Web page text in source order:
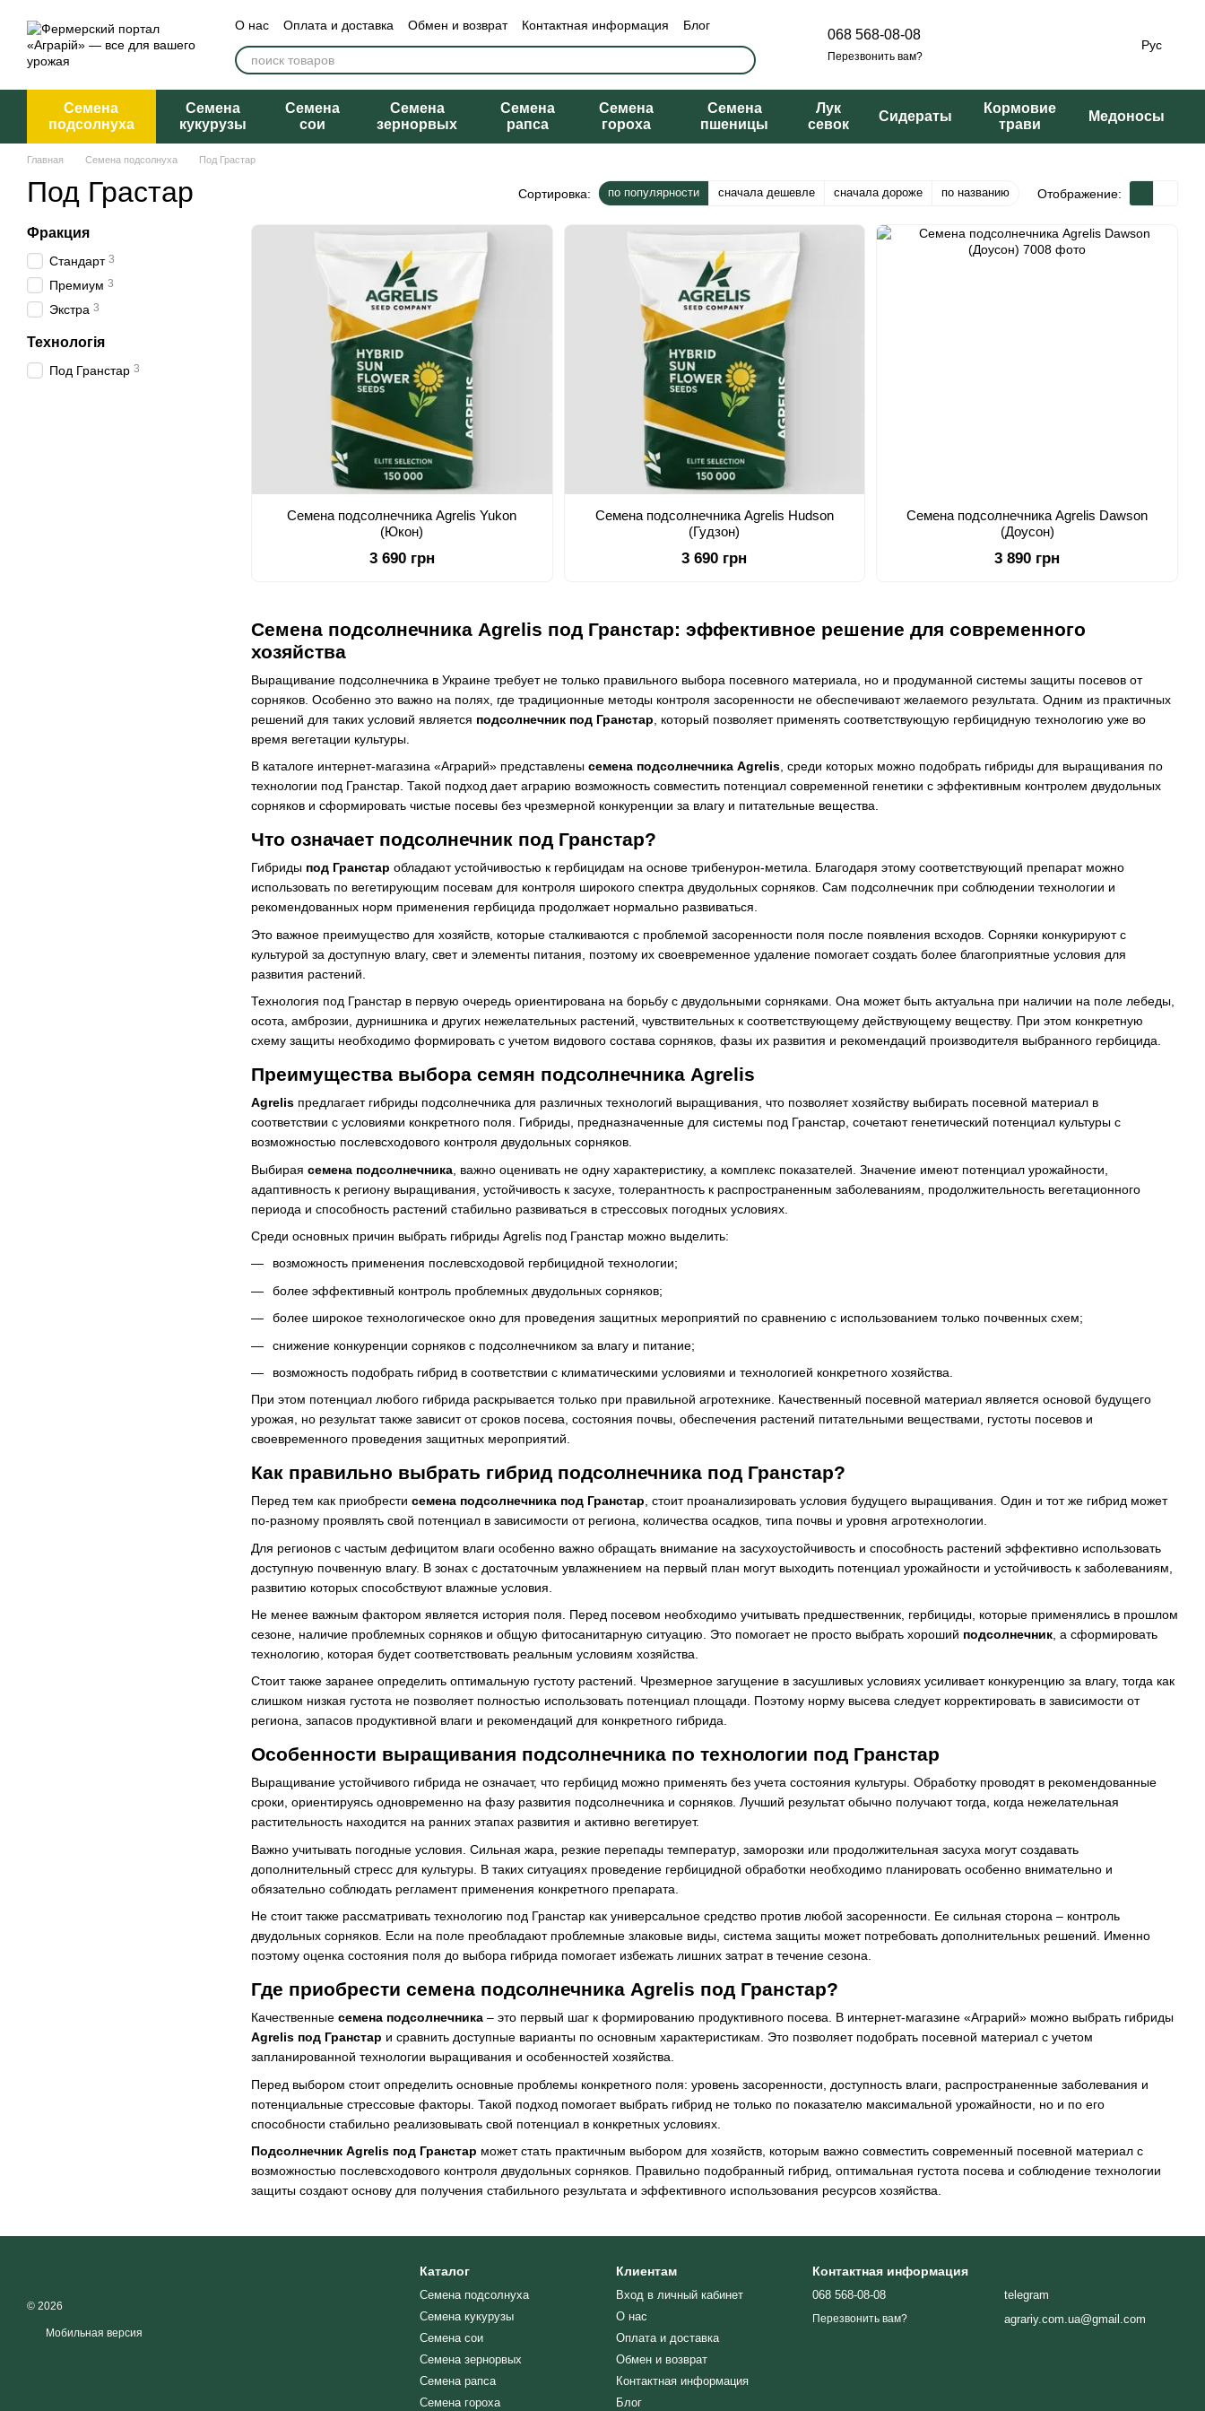
О нас Оплата и доставка Обмен и возврат Контактная информация Блог
068 568-08-08
Перезвонить вам?
Рус
Семена
подсолнуха
Семена
кукурузы
Семена
сои
Семена
зернорвых
Семена
рапса
Семена
гороха
Семена
пшеницы
Лук
севок
Сидераты
Кормовие
трави
Медоносы
Главная Семена подсолнуха Под Грастар
Под Грастар Сортировка: по популярности сначала дешевле сначала дороже по названию Отображение:
Семена подсолнечника Agrelis под Гранстар: эффективное решение для современного
хозяйства
Выращивание подсолнечника в Украине требует не только правильного выбора посевного материала, но и продуманной системы защиты посевов от
сорняков. Особенно это важно на полях, где традиционные методы контроля засоренности не обеспечивают желаемого результата. Одним из практичных
решений для таких условий является подсолнечник под Гранстар , который позволяет применять соответствующую гербицидную технологию уже во
время вегетации культуры.
В каталоге интернет-магазина «Аграрий» представлены семена подсолнечника Agrelis, среди которых можно подобрать гибриды для выращивания по
технологии под Гранстар. Такой подход дает аграрию возможность совместить потенциал современной генетики с эффективным контролем двудольных
сорняков и сформировать чистые посевы без чрезмерной конкуренции за влагу и питательные вещества.
Что означает подсолнечник под Гранстар?
Гибриды под Гранстар обладают устойчивостью к гербицидам на основе трибенурон-метила. Благодаря этому соответствующий препарат можно
использовать по вегетирующим посевам для контроля широкого спектра двудольных сорняков. Сам подсолнечник при соблюдении технологии и
рекомендованных норм применения гербицида продолжает нормально развиваться.
Это важное преимущество для хозяйств, которые сталкиваются с проблемой засоренности поля после появления всходов. Сорняки конкурируют с
культурой за доступную влагу, свет и элементы питания, поэтому их своевременное удаление помогает создать более благоприятные условия для
развития растений.
Технология под Гранстар в первую очередь ориентирована на борьбу с двудольными сорняками. Она может быть актуальна при наличии на поле лебеды,
осота, амброзии, дурнишника и других нежелательных растений, чувствительных к соответствующему действующему веществу. При этом конкретную
схему защиты необходимо формировать с учетом видового состава сорняков, фазы их развития и рекомендаций производителя выбранного гербицида.
Преимущества выбора семян подсолнечника Agrelis
Agrelis предлагает гибриды подсолнечника для различных технологий выращивания, что позволяет хозяйству выбирать посевной материал в
соответствии с условиями конкретного поля. Гибриды, предназначенные для системы под Гранстар, сочетают генетический потенциал культуры с
возможностью послевсходового контроля двудольных сорняков.
Выбирая семена подсолнечника , важно оценивать не одну характеристику, а комплекс показателей. Значение имеют потенциал урожайности,
адаптивность к региону выращивания, устойчивость к засухе, толерантность к распространенным заболеваниям, продолжительность вегетационного
периода и способность растений стабильно развиваться в стрессовых погодных условиях.
Среди основных причин выбрать гибриды Agrelis под Гранстар можно выделить:
возможность применения послевсходовой гербицидной технологии;
более эффективный контроль проблемных двудольных сорняков;
более широкое технологическое окно для проведения защитных мероприятий по сравнению с использованием только почвенных схем;
снижение конкуренции сорняков с подсолнечником за влагу и питание;
возможность подобрать гибрид в соответствии с климатическими условиями и технологией конкретного хозяйства.
При этом потенциал любого гибрида раскрывается только при правильной агротехнике. Качественный посевной материал является основой будущего
урожая, но результат также зависит от сроков посева, состояния почвы, обеспечения растений питательными веществами, густоты посевов и
своевременного проведения защитных мероприятий.
Как правильно выбрать гибрид подсолнечника под Гранстар?
Перед тем как приобрести семена подсолнечника под Гранстар, стоит проанализировать условия будущего выращивания. Один и тот же гибрид может
по-разному проявлять свой потенциал в зависимости от региона, количества осадков, типа почвы и уровня агротехнологии.
Для регионов с частым дефицитом влаги особенно важно обращать внимание на засухоустойчивость и способность растений эффективно использовать
доступную почвенную влагу. В зонах с достаточным увлажнением на первый план могут выходить потенциал урожайности и устойчивость к заболеваниям,
развитию которых способствуют влажные условия.
Не менее важным фактором является история поля. Перед посевом необходимо учитывать предшественник, гербициды, которые применялись в прошлом
сезоне, наличие проблемных сорняков и общую фитосанитарную ситуацию. Это помогает не просто выбрать хороший подсолнечник , а сформировать
технологию, которая будет соответствовать реальным условиям хозяйства.
Стоит также заранее определить оптимальную густоту растений. Чрезмерное загущение в засушливых условиях усиливает конкуренцию за влагу, тогда как
слишком низкая густота не позволяет полностью использовать потенциал площади. Поэтому норму высева следует корректировать в зависимости от
региона, запасов продуктивной влаги и рекомендаций для конкретного гибрида.
Особенности выращивания подсолнечника по технологии под Гранстар
Выращивание устойчивого гибрида не означает, что гербицид можно применять без учета состояния культуры. Обработку проводят в рекомендованные
сроки, ориентируясь одновременно на фазу развития подсолнечника и сорняков. Лучший результат обычно получают тогда, когда нежелательная
растительность находится на ранних этапах развития и активно вегетирует.
Важно учитывать погодные условия. Сильная жара, резкие перепады температур, заморозки или продолжительная засуха могут создавать
дополнительный стресс для культуры. В таких ситуациях проведение гербицидной обработки необходимо планировать особенно внимательно и
обязательно соблюдать регламент применения конкретного препарата.
Не стоит также рассматривать технологию под Гранстар как универсальное средство против любой засоренности. Ее сильная сторона – контроль
двудольных сорняков. Если на поле преобладают проблемные злаковые виды, система защиты может потребовать дополнительных решений. Именно
поэтому оценка состояния поля до выбора гибрида помогает избежать лишних затрат в течение сезона.
Где приобрести семена подсолнечника Agrelis под Гранстар?
Качественные семена подсолнечника – это первый шаг к формированию продуктивного посева. В интернет-магазине «Аграрий» можно выбрать гибриды
Agrelis под Гранстар и сравнить доступные варианты по основным характеристикам. Это позволяет подобрать посевной материал с учетом
запланированной технологии выращивания и особенностей хозяйства.
Перед выбором стоит определить основные проблемы конкретного поля: уровень засоренности, доступность влаги, распространенные заболевания и
потенциальные стрессовые факторы. Такой подход помогает выбрать гибрид не только по показателю максимальной урожайности, но и по его
способности стабильно реализовывать свой потенциал в конкретных условиях.
Подсолнечник Agrelis под Гранстар может стать практичным выбором для хозяйств, которым важно совместить современный посевной материал с
возможностью послевсходового контроля двудольных сорняков. Правильно подобранный гибрид, оптимальная густота посева и соблюдение технологии
защиты создают основу для получения стабильного результата и эффективного использования ресурсов хозяйства.
Семена подсолнечника Agrelis Yukon
(Юкон)
3 690 грн
Семена подсолнечника Agrelis Hudson
(Гудзон)
3 690 грн
Семена подсолнечника Agrelis Dawson
(Доусон)
3 890 грн
Фракция
Стандарт 3
Премиум 3
Экстра 3
Технологія
Под Гранстар 3
© 2026
Мобильная версия
Каталог
Семена подсолнуха
Семена кукурузы
Семена сои
Семена зернорвых
Семена рапса
Семена гороха
Клиентам
Вход в личный кабинет
О нас
Оплата и доставка
Обмен и возврат
Контактная информация
Блог
Контактная информация
068 568-08-08
Перезвонить вам?
telegram
agrariy.com.ua@gmail.com